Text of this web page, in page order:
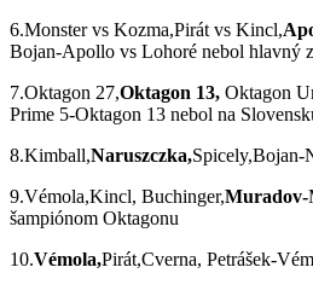
6.Monster vs Kozma,Pirát vs Kincl,
Bojan-Apollo vs Lohoré nebol hlavný
7.Oktagon 27,Oktagon 13, Oktagon
Prime 5-Oktagon 13 nebol na
8.Kimball,Naruszczka,Spicely,Bojan-
9.Vémola,Kincl, Buchinger,Muradov-
šampiónom Oktagonu
10.Vémola,Pirát,Cverna, Petrášek-